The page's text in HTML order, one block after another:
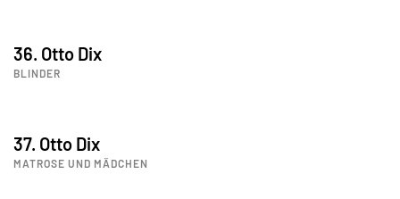
36. Otto Dix
BLINDER
37. Otto Dix
MATROSE UND MÄDCHEN